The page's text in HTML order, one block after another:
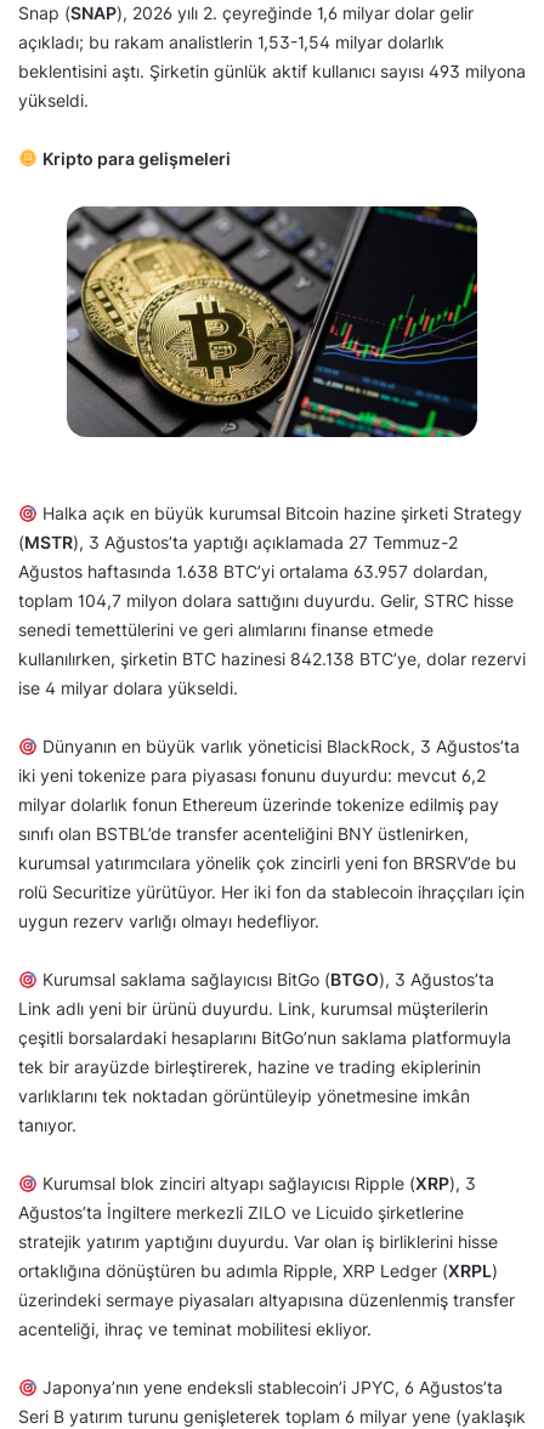
Snap (SNAP), 2026 yılı 2. çeyreğinde 1,6 milyar dolar gelir
açıkladı; bu rakam analistlerin 1,53-1,54 milyar dolarlık
beklentisini aştı. Şirketin günlük aktif kullanıcı sayısı 493 milyona
yükseldi.
Kripto para gelişmeleri
Halka açık en büyük kurumsal Bitcoin hazine şirketi Strategy
(MSTR), 3 Ağustos’ta yaptığı açıklamada 27 Temmuz-2
Ağustos haftasında 1.638 BTC’yi ortalama 63.957 dolardan,
toplam 104,7 milyon dolara sattığını duyurdu. Gelir, STRC hisse
senedi temettülerini ve geri alımlarını finanse etmede
kullanılırken, şirketin BTC hazinesi 842.138 BTC’ye, dolar rezervi
ise 4 milyar dolara yükseldi.
Dünyanın en büyük varlık yöneticisi BlackRock, 3 Ağustos’ta
iki yeni tokenize para piyasası fonunu duyurdu: mevcut 6,2
milyar dolarlık fonun Ethereum üzerinde tokenize edilmiş pay
sınıfı olan BSTBL’de transfer acenteliğini BNY üstlenirken,
kurumsal yatırımcılara yönelik çok zincirli yeni fon BRSRV’de bu
rolü Securitize yürütüyor. Her iki fon da stablecoin ihraççıları için
uygun rezerv varlığı olmayı hedefliyor.
Kurumsal saklama sağlayıcısı BitGo (BTGO), 3 Ağustos’ta
Link adlı yeni bir ürünü duyurdu. Link, kurumsal müşterilerin
çeşitli borsalardaki hesaplarını BitGo’nun saklama platformuyla
tek bir arayüzde birleştirerek, hazine ve trading ekiplerinin
varlıklarını tek noktadan görüntüleyip yönetmesine imkân
tanıyor.
Kurumsal blok zinciri altyapı sağlayıcısı Ripple (XRP), 3
Ağustos’ta İngiltere merkezli ZILO ve Licuido şirketlerine
stratejik yatırım yaptığını duyurdu. Var olan iş birliklerini hisse
ortaklığına dönüştüren bu adımla Ripple, XRP Ledger (XRPL)
üzerindeki sermaye piyasaları altyapısına düzenlenmiş transfer
acenteliği, ihraç ve teminat mobilitesi ekliyor.
Japonya’nın yene endeksli stablecoin’i JPYC, 6 Ağustos’ta
Seri B yatırım turunu genişleterek toplam 6 milyar yene (yaklaşık